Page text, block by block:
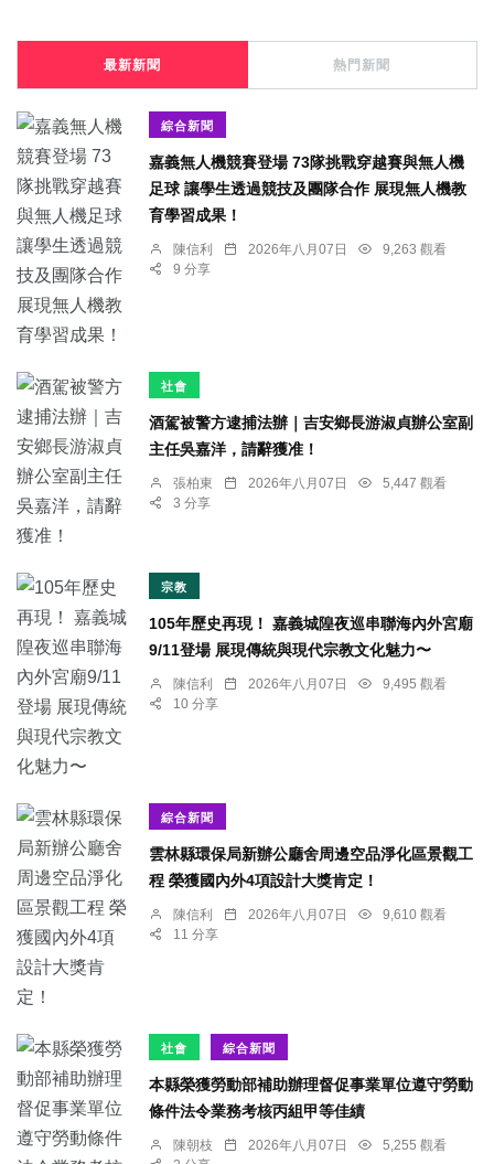
最新新聞 熱門新聞
綜合新聞
嘉義無人機競賽登場 73隊挑戰穿越賽與無人機
足球 讓學生透過競技及團隊合作 展現無人機教
育學習成果！
陳信利 2026年八月07日
9,263 觀看
9 分享
社會
酒駕被警方逮捕法辦｜吉安鄉長游淑貞辦公室副
主任吳嘉洋，請辭獲准！
張柏東 2026年八月07日
5,447 觀看
3 分享
宗教
105年歷史再現！ 嘉義城隍夜巡串聯海內外宮廟
9/11登場 展現傳統與現代宗教文化魅力〜
陳信利 2026年八月07日
9,495 觀看
10 分享
綜合新聞
雲林縣環保局新辦公廳舍周邊空品淨化區景觀工
程 榮獲國內外4項設計大獎肯定！
陳信利 2026年八月07日
9,610 觀看
11 分享
社會 綜合新聞
本縣榮獲勞動部補助辦理督促事業單位遵守勞動
條件法令業務考核丙組甲等佳績
陳朝枝 2026年八月07日
5,255 觀看